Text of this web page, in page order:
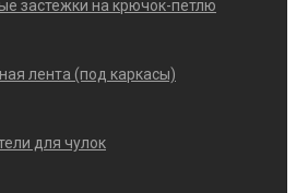
застежки на крючок-петлю
лента (под каркасы)
для чулок